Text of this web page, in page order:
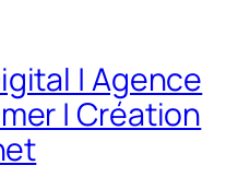
| Agence
| Création